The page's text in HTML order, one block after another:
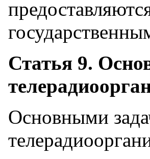
Статья 9.
Основными